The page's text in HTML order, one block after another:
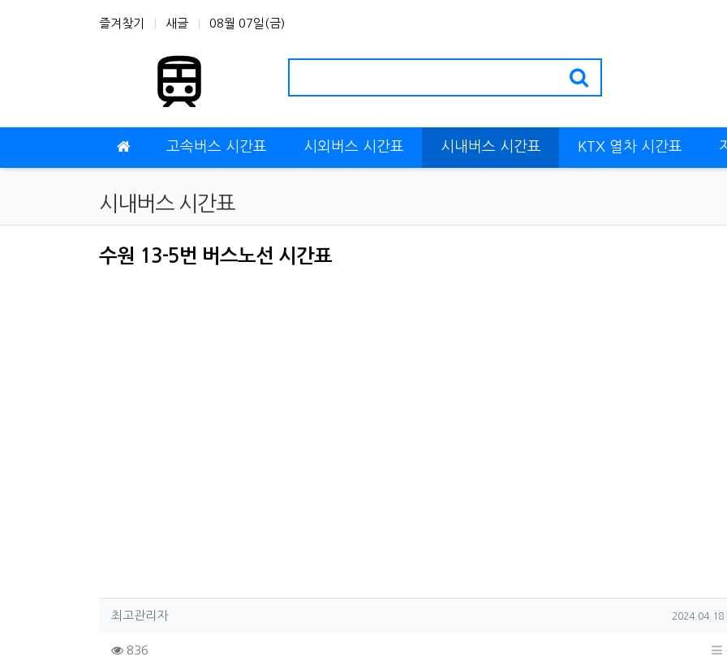
즐겨찾기 새글 08월 07일(금)
고속버스 시간표 시외버스 시간표 시내버스 시간표 KTX 열차 시간표
시내버스 시간표
수원 13-5번 버스노선 시간표
작성자 정보
최고관리자작성 작성일
2024.04.18
컨텐츠 정보
836